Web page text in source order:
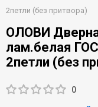
2петли (без притвора)
ОЛОВИ
лам.белая
2петли (без
0